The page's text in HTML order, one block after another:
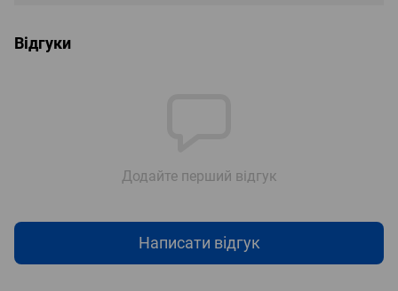
Відгуки
Додайте перший відгук
Написати відгук